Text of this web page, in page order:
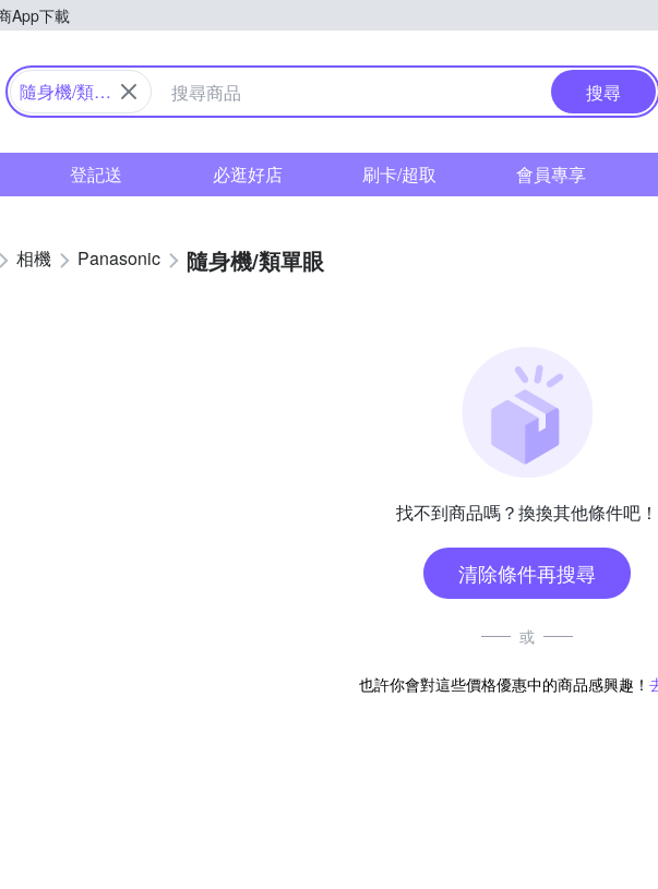
App下載
購物中心
隨身機/類單
搜尋
登記送 必逛好店 刷卡/超取 會員專享
相機 Panasonic 隨身機/類單眼
找不到商品嗎？換換其他條件吧！
清除條件再搜尋
或
也許你會對這些價格優惠中的商品感興趣！